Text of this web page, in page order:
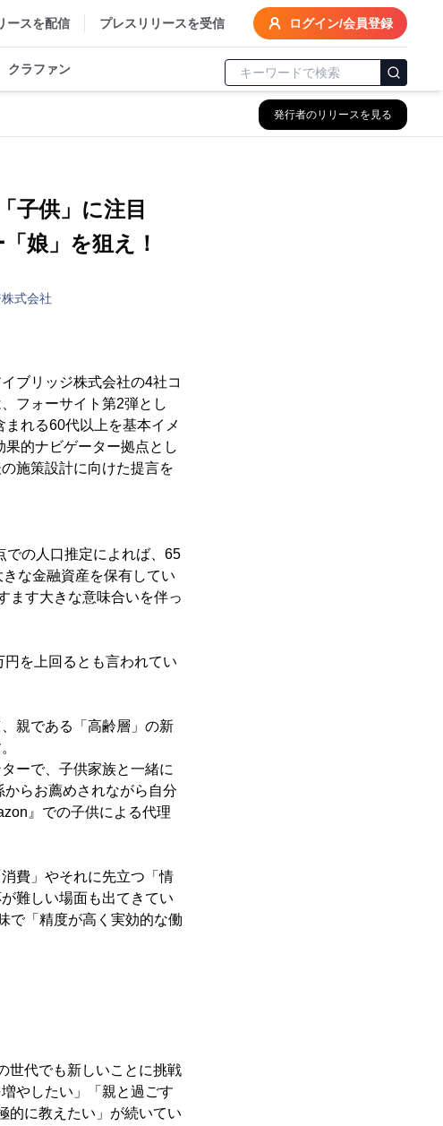
ースを配信 プレスリリースを受信 ログイン/会員登録
クラファン
発行者のリリースを見る
子供」に注目
娘」を狙え！
式会社
ブリッジ株式会社の4社コ
フォーサイト第2弾とし
れる60代以上を基本イメ
的ナビゲーター拠点とし
施策設計に向けた提言を
での人口推定によれば、65
な金融資産を保有してい
ます大きな意味合いを伴っ
を上回るとも言われてい
親である「高齢層」の新
ーで、子供家族と一緒に
らお薦めされながら自分
』での子供による代理
費」やそれに先立つ「情
難しい場面も出てきてい
で「精度が高く実効的な働
世代でも新しいことに挑戦
やしたい」「親と過ごす
的に教えたい」が続いてい